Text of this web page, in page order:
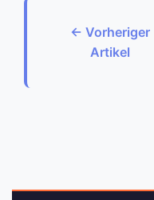
← Vorheriger
Artikel